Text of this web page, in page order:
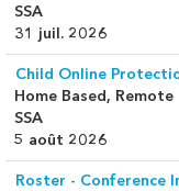
SSA
31 juil. 2026
Child Online
Home Based, Remote
SSA
5 août 2026
Roster - Conference